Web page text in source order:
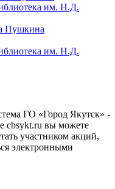
им. Н.Д.
Пушкина
им. Н.Д.
ГО «Город Якутск» -
cbsykt.ru вы можете
участником акций,
электронными